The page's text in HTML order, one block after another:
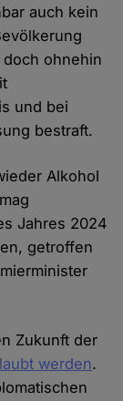
auch kein
ohnehin
und bei
bestraft.
Alkohol
Jahres 2024
getroffen
Zukunft der
werden.